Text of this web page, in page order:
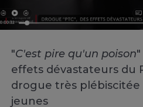
"C'est pire qu'un poison
effets dévastateurs du
drogue très plébiscitée
jeunes